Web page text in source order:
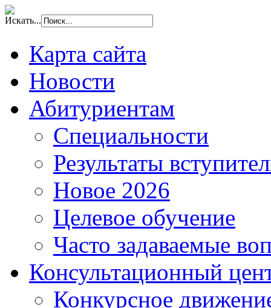
Искать...
Карта сайта
Новости
Абитуриентам
Специальности
Результаты
Новое 2026
Целевое обучение
Часто задаваемые
Консультационный
Конкурсное